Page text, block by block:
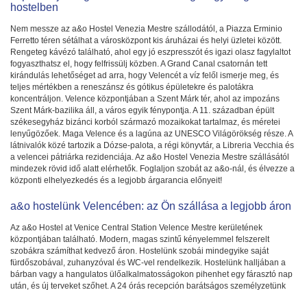
hostelben
Nem messze az a&o Hostel Venezia Mestre szállodától, a Piazza Erminio
Ferretto téren sétálhat a városközpont kis áruházai és helyi üzletei között.
Rengeteg kávézó található, ahol egy jó eszpresszót és igazi olasz fagylaltot
fogyaszthatsz el, hogy felfrissülj közben. A Grand Canal csatornán tett
kirándulás lehetőséget ad arra, hogy Velencét a víz felől ismerje meg, és
teljes mértékben a reneszánsz és gótikus épületekre és palotákra
koncentráljon. Velence központjában a Szent Márk tér, ahol az impozáns
Szent Márk-bazilika áll, a város egyik fénypontja. A 11. században épült
székesegyház bizánci korból származó mozaikokat tartalmaz, és méretei
lenyűgözőek. Maga Velence és a lagúna az UNESCO Világörökség része. A
látnivalók közé tartozik a Dózse-palota, a régi könyvtár, a Libreria Vecchia és
a velencei pátriárka rezidenciája. Az a&o Hostel Venezia Mestre szállásától
mindezek rövid idő alatt elérhetők. Foglaljon szobát az a&o-nál, és élvezze a
központi elhelyezkedés és a legjobb árgarancia előnyeit!
a&o hostelünk Velencében: az Ön szállása a legjobb áron
Az a&o Hostel at Venice Central Station Velence Mestre kerületének
központjában található. Modern, magas szintű kényelemmel felszerelt
szobákra számíthat kedvező áron. Hostelünk szobái mindegyike saját
fürdőszobával, zuhanyzóval és WC-vel rendelkezik. Hostelünk halljában a
bárban vagy a hangulatos ülőalkalmatosságokon pihenhet egy fárasztó nap
után, és új terveket szőhet. A 24 órás recepción barátságos személyzetünk